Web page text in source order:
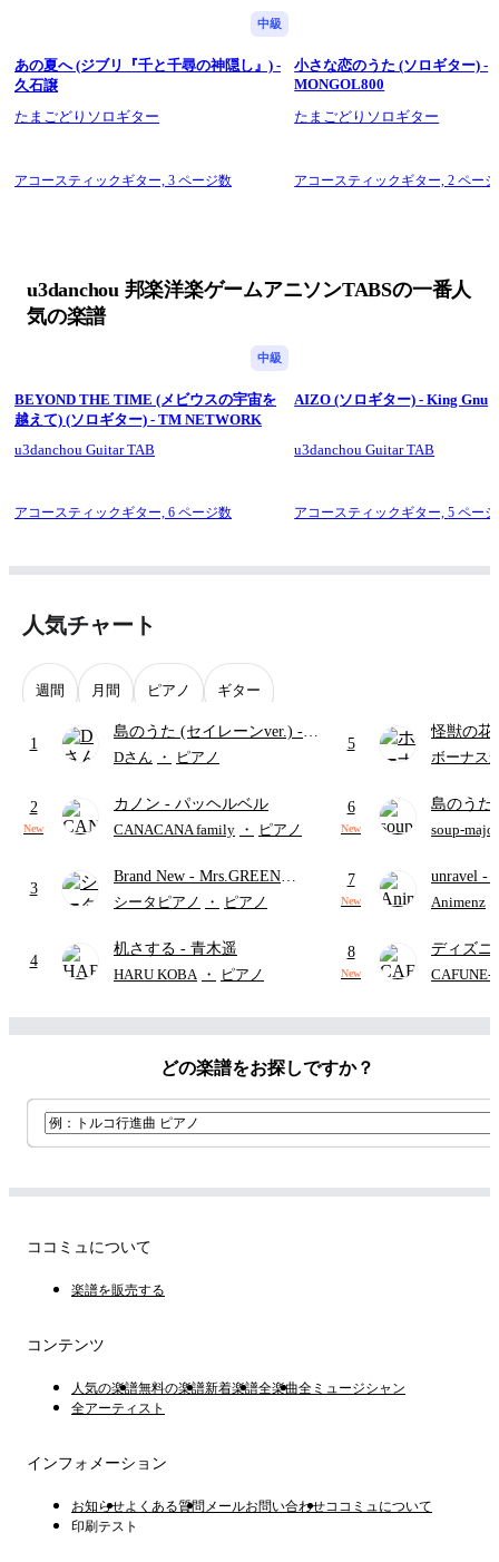
中級
あの夏へ (ジブリ『千と千尋の神隠し』) -
久石譲
たまごどりソロギター
アコースティックギター, 3 ページ数
小さな恋のうた (ソロギター) -
MONGOL800
たまごどりソロギター
アコースティックギター,2 ペー
u3danchou 邦楽洋楽ゲームアニソンTABSの一番人
気の楽譜
中級
BEYOND THE TIME (メビウスの宇宙を
越えて) (ソロギター) - TM NETWORK
u3danchou Guitar TAB
アコースティックギター, 6 ページ数
AIZO (ソロギター) - King Gnu
u3danchou Guitar TAB
アコースティックギター,5 ペー
人気チャート
週間 月間 ピアノ ギター
1
島のうた (セイレーンver.) -
セイレーン(CV.鈴木みのり)
ード・ペダル付き/『映画ちい
かわ 人魚の島のひみつ』よ
Dさん ・ ピアノ
2
New
カノン - パッヘルベル
CANACANA family ・ ピアノ
3
Brand New - Mrs.GREEN
APPLE
シータピアノ ・ ピアノ
4
机さする - 青木遥
HARU KOBA
・ ピアノ
5
怪獣の
ードパー
ボーナス
6
New
島のうた
映画ちい
soup-majo
7
New
unravel -
雨
Animenz
8
New
ディズ
レー-
ード有)
CAFUNE-
どの楽譜をお探しですか？
ココミュについて
楽譜を販売する
コンテンツ
人気の楽譜無料の楽譜新着楽譜全楽曲全ミュージシャン
全アーティスト
インフォメーション
お知らせよくある質問 メールお問い合わせココミュについて
印刷テスト